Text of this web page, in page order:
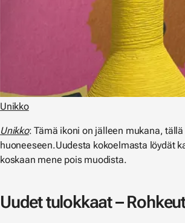
Unikko
Unikko: Tämä ikoni on jälleen mukana,
huoneeseen.Uudesta kokoelmasta löydät
koskaan mene pois muodista.
Uudet tulokkaat –